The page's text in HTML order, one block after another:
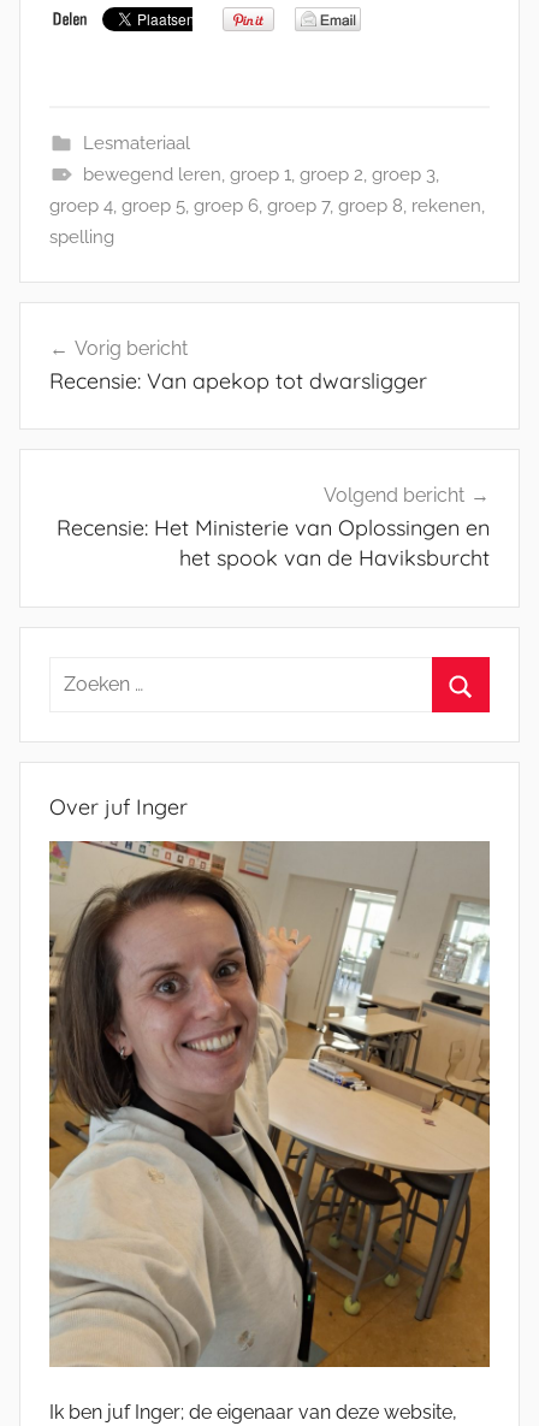
Lesmateriaal
bewegend leren, groep 1, groep 2, groep 3,
groep 4, groep 5, groep 6, groep 7, groep 8, rekenen,
spelling
navigatie
Vorig bericht
Recensie: Van apekop tot dwarsligger
Volgend bericht
Recensie: Het Ministerie van Oplossingen en
het spook van de Haviksburcht
Zoeken
Over juf Inger
Ik ben juf Inger; de eigenaar van deze website,